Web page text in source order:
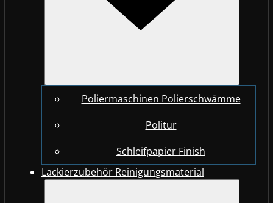
Poliermaschinen Polierschwämme
Politur
Schleifpapier Finish
Lackierzubehör Reinigungsmaterial